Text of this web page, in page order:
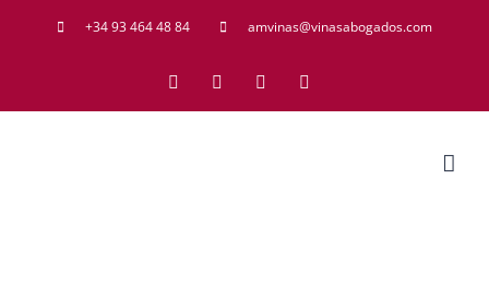
+34 93 464 48 84 amvinas@vinasabogados.com
FacebookTwitter LinkedIn